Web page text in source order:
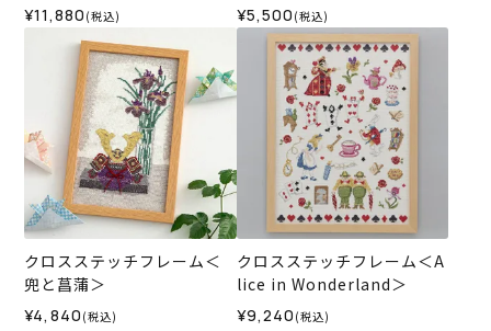
＞
¥11,880 (税込) ¥5,500 (税込)
クロスステッチフレーム＜
兜と菖蒲＞
¥4,840 (税込)
クロスステッチフレーム＜A
lice in Wonderland＞
¥9,240 (税込)